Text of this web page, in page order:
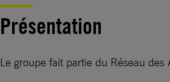
Présentation
Le groupe fait partie du Réseau des